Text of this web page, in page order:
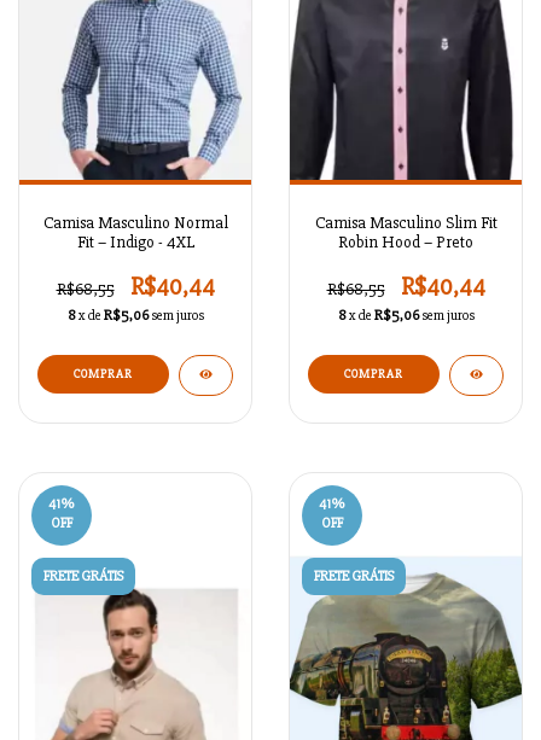
Camisa Masculino Normal
Fit – Indigo - 4XL
R$68,55 R$40,44
8x de R$5,06 sem juros
Camisa Masculino Slim Fit
Robin Hood – Preto
R$68,55 R$40,44
8x de R$5,06 sem juros
41%
OFF
FRETE GRÁTIS
41%
OFF
FRETE GRÁTIS